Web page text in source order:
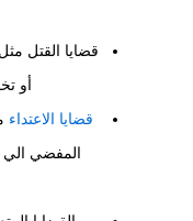
قضايا القتل مثل
أو
قضايا الاعتداء
المفضي الي